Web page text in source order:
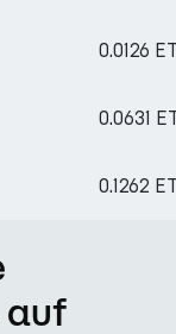
0.0126
0.0631
0.1262
auf